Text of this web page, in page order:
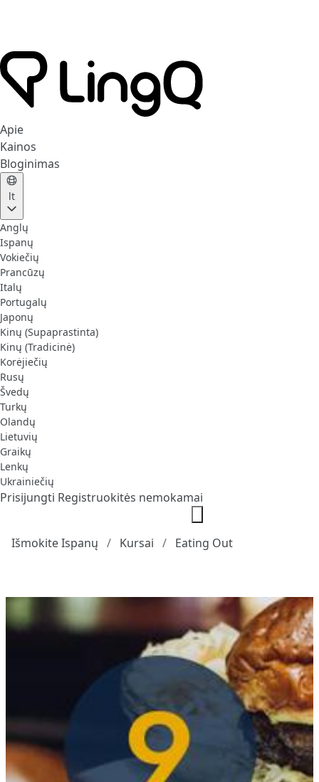
Apie
Kainos
Bloginimas
lt
Anglų
Ispanų
Vokiečių
Prancūzų
Italų
Portugalų
Japonų
Kinų (Supaprastinta)
Kinų (Tradicinė)
Korėjiečių
Rusų
Švedų
Turkų
Olandų
Lietuvių
Graikų
Lenkų
Ukrainiečių
Prisijungti Registruokitės nemokamai
Išmokite Ispanų Kursai Eating Out